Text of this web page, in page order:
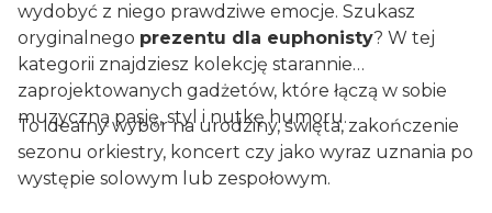
wydobyć z niego prawdziwe emocje. Szukasz
oryginalnego prezentu dla euphonisty? W tej
kategorii znajdziesz kolekcję starannie
zaprojektowanych gadżetów, które łączą w sobie
muzyczną pasję, styl i nutkę humoru.
To idealny wybór na urodziny, święta, zakończenie
sezonu orkiestry, koncert czy jako wyraz uznania po
występie solowym lub zespołowym.